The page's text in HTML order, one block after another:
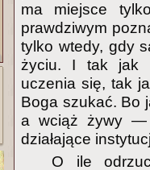
ma miejsce
prawdziwym
tylko wtedy, gdy
życiu. I tak jak
uczenia się, tak
Boga szukać. Bo
a wciąż żywy —
działające
O ile